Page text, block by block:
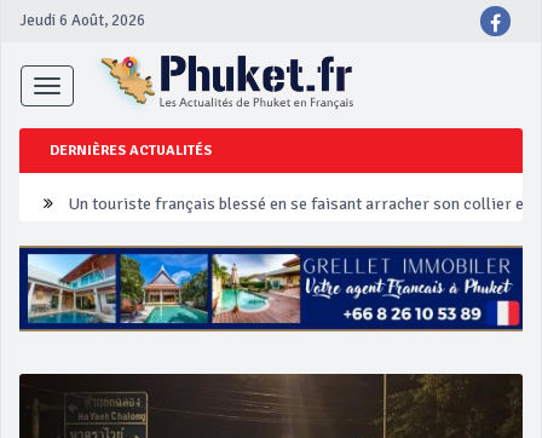
Jeudi 6 Août, 2026
Toggle
navigation
DERNIÈRES ACTUALITÉS
Un touriste français blessé en se faisant arracher son collier en
Phuket Peranakan Festival
‘Phuket Eye’ assurera la sécurité pendant Songkran
Campagne de sécurité routière ‘Seven Days of Danger’ de